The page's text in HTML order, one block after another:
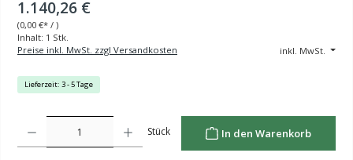
1.140,26 €
(0,00 €* / )
Inhalt: 1 Stk.
inkl. MwSt.
Preise inkl. MwSt. zzgl Versandkosten
Lieferzeit: 3 - 5 Tage
Stück In den Warenkorb